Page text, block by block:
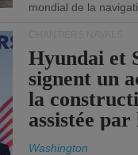
mondial de la
Hyundai et
signent un
la
assistée
Washington